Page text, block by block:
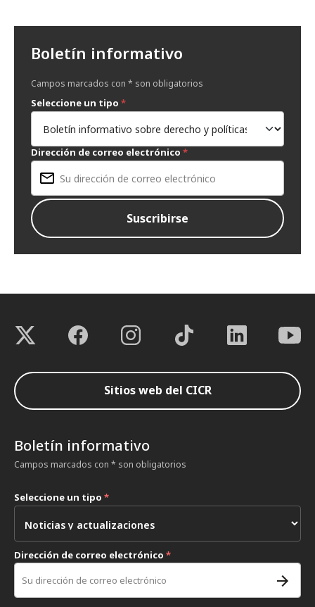
Boletín informativo
Campos marcados con * son obligatorios
Seleccione un tipo *
Dirección de correo electrónico *
Sitios web del CICR
Boletín informativo
Campos marcados con * son obligatorios
Seleccione un tipo *
Dirección de correo electrónico *